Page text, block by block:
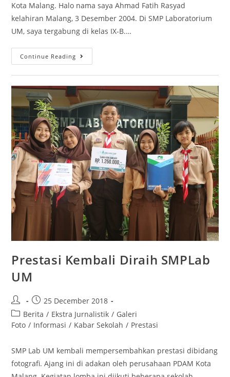
Kota Malang. Halo nama saya Ahmad Fatih Rasyad
kelahiran Malang, 3 Desember 2004. Di SMP Laboratorium
UM, saya tergabung di kelas IX-B.…
Continue Reading
Prestasi Kembali Diraih SMPLab
UM
25 December 2018
Berita / Ekstra Jurnalistik / Galeri
Foto / Informasi / Kabar Sekolah / Prestasi
SMP Lab UM kembali mempersembahkan prestasi dibidang
fotografi. Ajang ini di adakan oleh perusahaan PDAM Kota